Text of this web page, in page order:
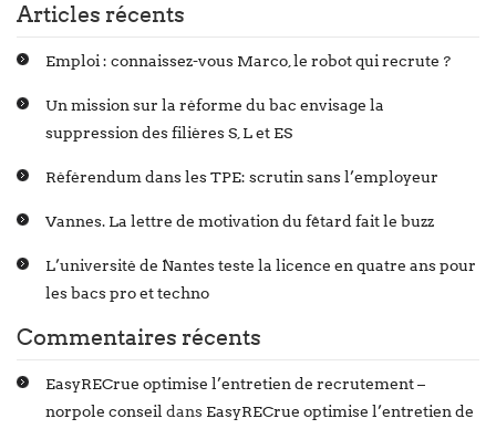
Articles récents
Emploi : connaissez-vous Marco, le robot qui recrute ?
Un mission sur la réforme du bac envisage la
suppression des filières S, L et ES
Référendum dans les TPE: scrutin sans l’employeur
Vannes. La lettre de motivation du fêtard fait le buzz
L’université de Nantes teste la licence en quatre ans pour
les bacs pro et techno
Commentaires récents
EasyRECrue optimise l’entretien de recrutement –
norpole conseil dans EasyRECrue optimise l’entretien de